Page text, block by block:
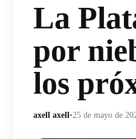
La
por
los
axell axell•25 de mayo de